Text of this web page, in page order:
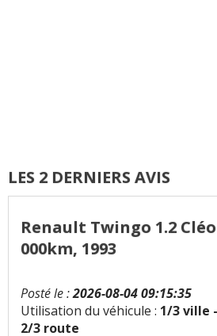
LES 2 DERNIERS AVIS
Renault Twingo 1.2
000km, 1993
Posté le :2026-08-04 09:15:35
Utilisation du véhicule : 1/3 ville -
2/3 route